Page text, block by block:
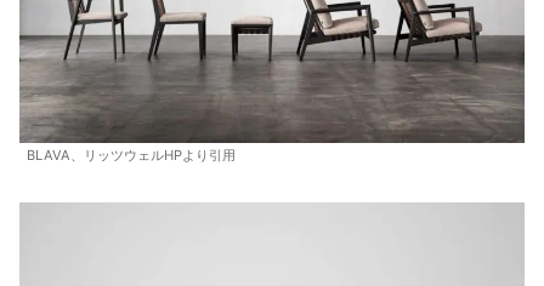
BLAVA、リッツウェルHPより引用